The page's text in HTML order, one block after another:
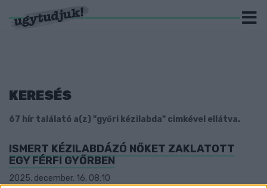
KERESÉS
67 hír találató a(z) "győri kézilabda" cimkével ellátva.
ISMERT KÉZILABDÁZÓ NŐKET ZAKLATOTT
EGY FÉRFI GYŐRBEN
2025. december. 16. 08:10